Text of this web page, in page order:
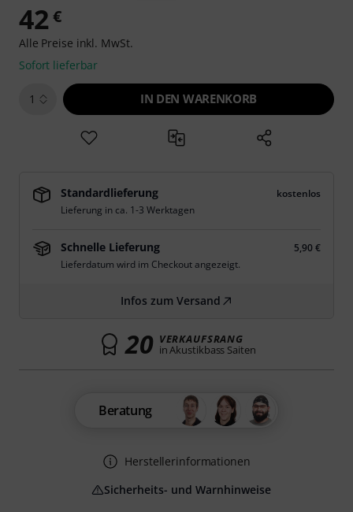
42 €
Alle Preise inkl. MwSt.
Sofort lieferbar
1 IN DEN WARENKORB
Standardlieferung
kostenlos
Lieferung in ca. 1-3 Werktagen
Schnelle Lieferung
5,90 €
Lieferdatum wird im Checkout angezeigt.
Infos zum Versand
20 VERKAUFSRANG
in Akustikbass Saiten
Beratung
Herstellerinformationen
Sicherheits- und Warnhinweise